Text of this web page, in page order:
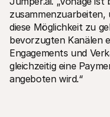
diese Möglichkeit zu
bevorzugten Kanälen
Engagements und
gleichzeitig eine
angeboten wird.“